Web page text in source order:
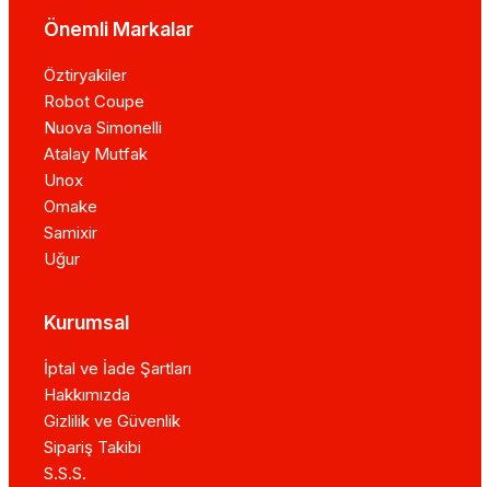
Önemli Markalar
Öztiryakiler
Robot Coupe
Nuova Simonelli
Atalay Mutfak
Unox
Omake
Samixir
Uğur
Kurumsal
İptal ve İade Şartları
Hakkımızda
Gizlilik ve Güvenlik
Sipariş Takibi
S.S.S.